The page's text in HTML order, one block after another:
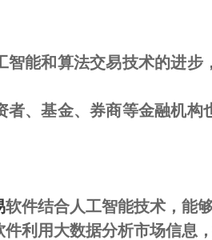
能和算法交易技术的进步
、基金、券商等金融机构
软件结合人工智能技术，能
件利用大数据分析市场信息